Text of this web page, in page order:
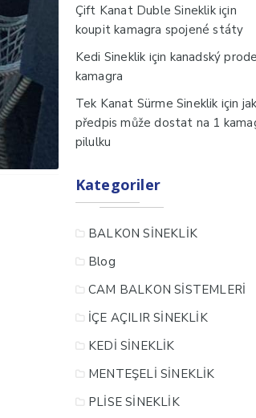
Çift Kanat Duble Sineklikiçin
koupit kamagra spojené státy
Kedi Sineklik için kanadský
kamagra
Tek Kanat Sürme Sineklik için jak
předpis může dostat na 1
pilulku
Kategoriler
BALKON SİNEKLİK
Blog
CAM BALKON SİSTEMLERİ
İÇE AÇILIR SİNEKLİK
KEDİ SİNEKLİK
MENTEŞELİ SİNEKLİK
PLİSE SİNEKLİK